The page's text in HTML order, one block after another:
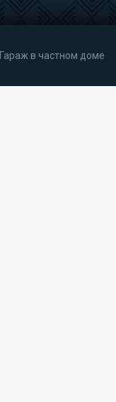
Гараж в частном доме